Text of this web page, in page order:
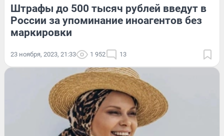
Штрафы до 500 тысяч рублей введут в
России за упоминание иноагентов без
маркировки
23 ноября, 2023, 21:33 1 952 13